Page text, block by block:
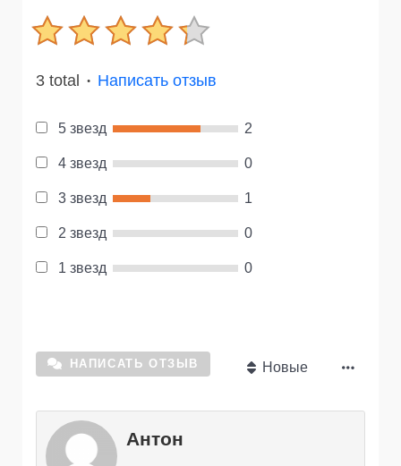
3 total ● Написать отзыв
5 звезд 2
4 звезд 0
3 звезд 1
2 звезд 0
1 звезд 0
НАПИСАТЬ ОТЗЫВ Новые
Антон